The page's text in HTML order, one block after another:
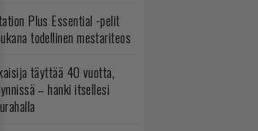
Plus Essential -pelit
todellinen mestariteos
täyttää 40 vuotta,
– hanki itsellesi